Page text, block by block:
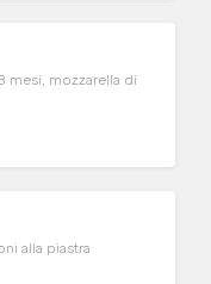
mesi, mozzarella di
alla piastra